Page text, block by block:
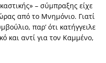
– σύμπραξης είχε
από το Μνημόνιο. Γιατί
παρ’ ότι κατήγγειλε
και αντί για τον Καμμένο,